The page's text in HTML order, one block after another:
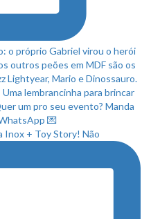
Inox + Toy Story! Não